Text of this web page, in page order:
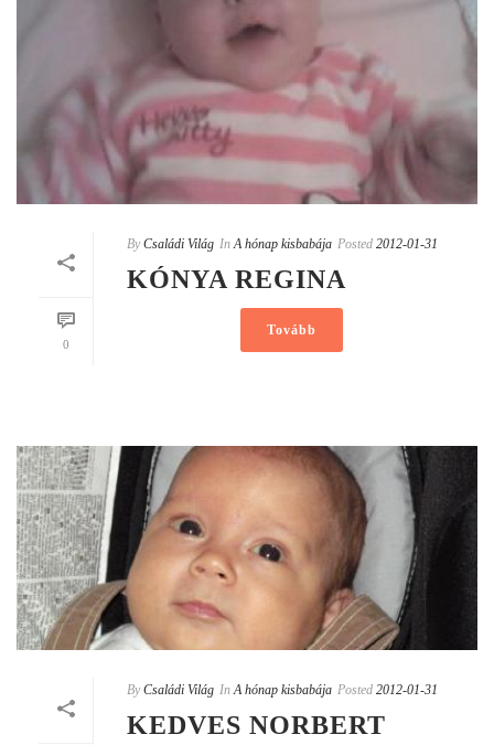
0
By Családi Világ In A hónap kisbabája Posted 2012-01-31
KÓNYA REGINA
Tovább
By Családi Világ In A hónap kisbabája Posted 2012-01-31
KEDVES NORBERT